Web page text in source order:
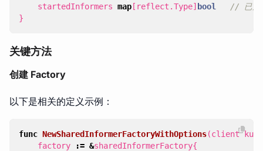
startedInformers map [ reflect .Type] bool
// 已启
}
关键方法
创建 Factory
以下是相关的定义示例：
func NewSharedInformerFactoryWithOptions(client
factory
:= &sharedInformerFactory{